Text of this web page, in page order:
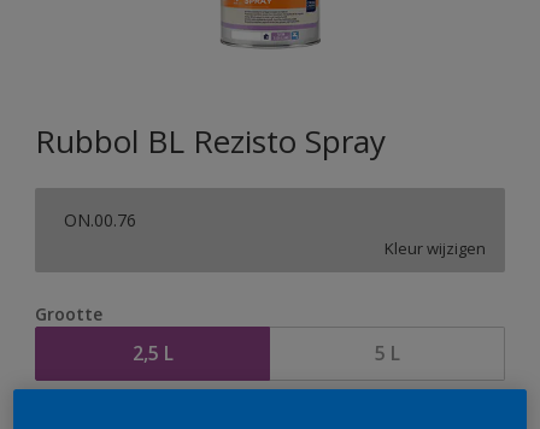
Rubbol BL Rezisto Spray
ON.00.76
Kleur wijzigen
Grootte
2,5 L 5 L